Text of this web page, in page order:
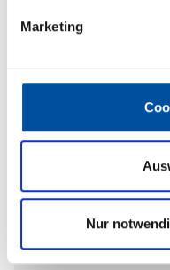
Marketing
Nur
Aufstelldach
Anzahl der Sitze mit